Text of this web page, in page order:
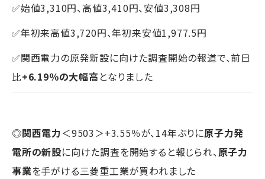
✅始値3,310円、高値3,410円、安値3,308円
✅年初来高値3,720円、年初来安値1,977.5円
✅関西電力の原発新設に向けた調査開始の報道で、前日
比+6.19％の大幅高 となりました
◎関西電力＜9503＞+3.55％が、14年ぶりに原子力発
電所の新設に向けた調査を開始すると報じられ、原子力
事業を手がける三菱重工業が買われました